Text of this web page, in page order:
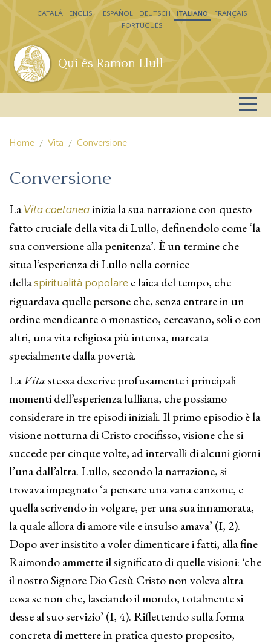
Salta al contenuto principale
Qui és Ramon Llull
CATALÁ ENGLISH ESPAÑOL DEUTSCH ITALIANO
FRANÇAIS
PORTUGUÊS
Home Vita Conversione
Conversione
La Vita coetanea inizia la sua narrazione con questo
fatto cruciale della vita di Lullo, definendolo come ‘la
sua conversione alla penitenza’. È un termine che
situa l’esperienza di Lullo nella cornice
dellaspiritualità popolare e laica del tempo, che
riguardava quelle persone che, senza entrare in un
ordine mendicante o monastico, cercavano, soli o con
altri, una vita religiosa più intensa, marcata
specialmente dalla povertà.
La Vitastessa descrive profusamente i principali
momenti dell’esperienza lulliana, che possiamo
considerare in tre episodi iniziali. Il primo episodio è la
visione notturna di Cristo crocifisso, visione che si
succede per cinque volte, ad intervalli di alcuni giorni
l’una dall’altra. Lullo, secondo la narrazione, si
trovava impegnato ‘a pensare una vana canzone, e
quella scrivendo in volgare, per una sua innamorata,
la quale allora di amore vile e insulso amava’ (I, 2).
Dopo aver insistito a voler dimenticare i fatti, alla fine
Raimondo ammette il significato di quelle visioni: ‘che
il nostro Signore Dio Gesù Cristo non voleva altra
cosa se non che, lasciando il mondo, totalmente si
desse al suo servizio’ (I, 4). Riflettendo sulla forma
concreta di mettere in pratica questo proposito,